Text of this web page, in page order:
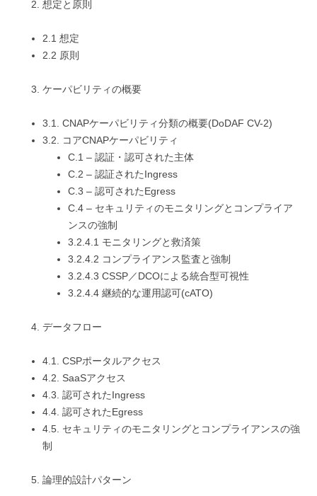
想定と原則
2.1 想定
2.2 原則
ケーパビリティの概要
3.1. CNAPケーパビリティ分類の概要(DoDAF CV-2)
3.2. コアCNAPケーパビリティ
C.1 – 認証・認可された主体
C.2 – 認証されたIngress
C.3 – 認可されたEgress
C.4 – セキュリティのモニタリングとコンプライア
ンスの強制
3.2.4.1 モニタリングと救済策
3.2.4.2 コンプライアンス監査と強制
3.2.4.3 CSSP／DCOによる統合型可視性
3.2.4.4 継続的な運用認可(cATO)
データフロー
4.1. CSPポータルアクセス
4.2. SaaSアクセス
4.3. 認可されたIngress
4.4. 認可されたEgress
4.5. セキュリティのモニタリングとコンプライアンスの強
制
論理的設計パターン